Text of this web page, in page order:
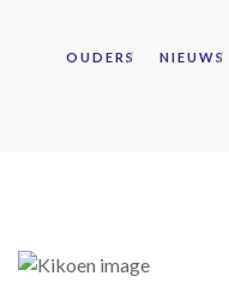
CONTACT
OUDERS NIEUWS